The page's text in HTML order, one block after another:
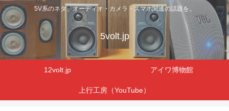
5V系のネタ、オーディオ・カメラ・スマホ関連の話題を。
5volt.jp
12volt.jp アイワ博物館
上行工房（YouTube）